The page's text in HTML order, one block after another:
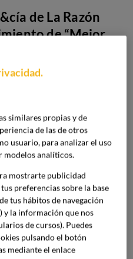
de La Razón
de “Mejor
a Barcelona
Culinary Hub, María
de Barrameda este
del panorama
similares propias y de
de las de otros
usuario, para analizar el uso
modelos analíticos.
mostrarte publicidad
preferencias sobre la base
tus hábitos de navegación
y la información que nos
de cursos). Puedes
pulsando el botón
mediante el enlace